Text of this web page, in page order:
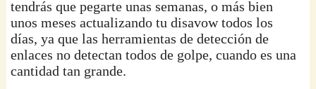
tendrás que pegarte unas semanas, o más bien
unos meses actualizando tu disavow todos los
días, ya que las herramientas de detección de
enlaces no detectan todos de golpe, cuando es una
cantidad tan grande.